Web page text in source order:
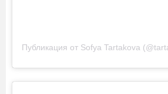
Публикация от Sofya Tartakova